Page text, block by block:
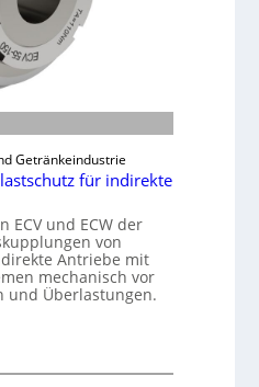
Getränkeindustrie
für indirekte
ECV und ECW der
von
Antriebe mit
mechanisch vor
und Überlastungen.